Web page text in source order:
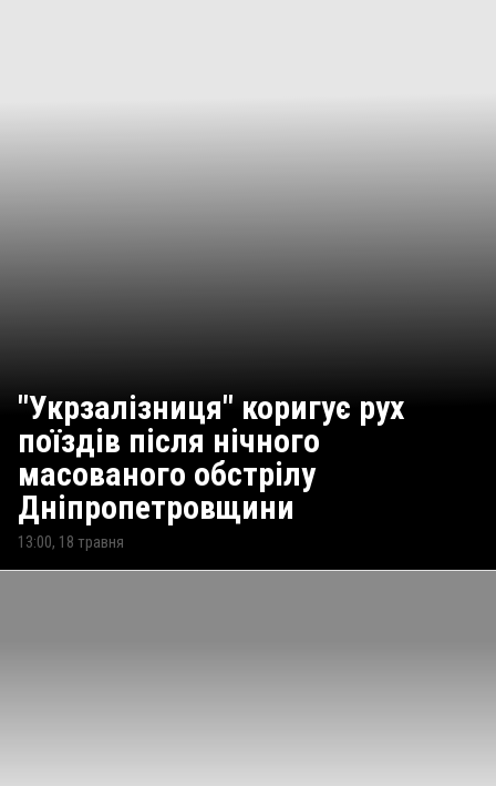
"Укрзалізниця" коригує рух
поїздів після нічного
масованого обстрілу
Дніпропетровщини
13:00, 18 травня